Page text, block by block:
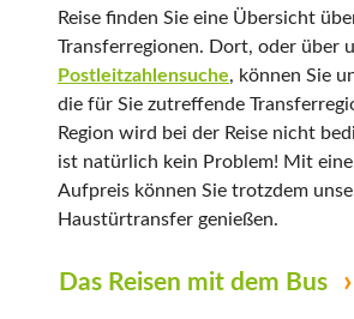
Reise finden Sie eine Übersicht
Transferregionen. Dort, oder über
Postleitzahlensuche, können Sie
die für Sie zutreffende
Region wird bei der Reise nicht
ist natürlich kein Problem! Mit
Aufpreis können Sie trotzdem
Haustürtransfer genießen.
Das Reisen mit dem Bus